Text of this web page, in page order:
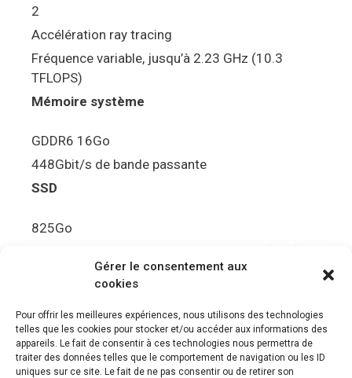
Gérer le consentement aux
cookies
Pour offrir les meilleures expériences, nous utilisons des technologies
telles que les cookies pour stocker et/ou accéder aux informations des
appareils. Le fait de consentir à ces technologies nous permettra de
traiter des données telles que le comportement de navigation ou les ID
uniques sur ce site. Le fait de ne pas consentir ou de retirer son
2
Accélération ray tracing
Fréquence variable, jusqu’à 2.23 GHz (10.3
TFLOPS)
Mémoire système
GDDR6 16Go
448Gbit/s de bande passante
SSD
825Go
5.5Gbit/s de bande passante en lecture (Brut)
Disque de jeu PS5
Ultra HD Blu-ray™, jusqu’à 100Go/disque
Sortie vidéo